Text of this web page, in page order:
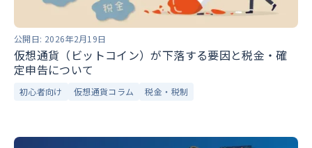
公開日: 2026年2月19日
仮想通貨（ビットコイン）が下落する要因と税金・確
定申告について
初心者向け 仮想通貨コラム 税金・税制